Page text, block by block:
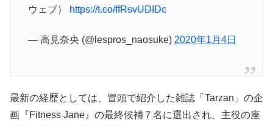
ウェブ）https://t.co/ffRsvUDIDc
— 高見奈央 (@lespros_naosuke) 2020年1月4日
最新の経歴としては、冒頭で紹介した雑誌「Tarzan」の企
画『Fitness Jane』の最終候補７名に選出され、主役の座